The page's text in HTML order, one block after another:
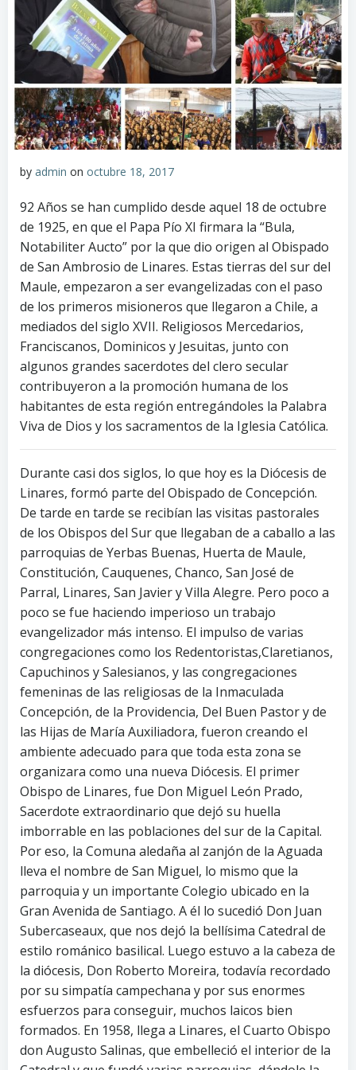
by admin on octubre 18, 2017
92 Años se han cumplido desde aquel 18 de octubre
de 1925, en que el Papa Pío XI firmara la “Bula,
Notabiliter Aucto” por la que dio origen al Obispado
de San Ambrosio de Linares. Estas tierras del sur del
Maule, empezaron a ser evangelizadas con el paso
de los primeros misioneros que llegaron a Chile, a
mediados del siglo XVII. Religiosos Mercedarios,
Franciscanos, Dominicos y Jesuitas, junto con
algunos grandes sacerdotes del clero secular
contribuyeron a la promoción humana de los
habitantes de esta región entregándoles la Palabra
Viva de Dios y los sacramentos de la Iglesia Católica.
Durante casi dos siglos, lo que hoy es la Diócesis de
Linares, formó parte del Obispado de Concepción.
De tarde en tarde se recibían las visitas pastorales
de los Obispos del Sur que llegaban de a caballo a las
parroquias de Yerbas Buenas, Huerta de Maule,
Constitución, Cauquenes, Chanco, San José de
Parral, Linares, San Javier y Villa Alegre. Pero poco a
poco se fue haciendo imperioso un trabajo
evangelizador más intenso. El impulso de varias
congregaciones como los Redentoristas,Claretianos,
Capuchinos y Salesianos, y las congregaciones
femeninas de las religiosas de la Inmaculada
Concepción, de la Providencia, Del Buen Pastor y de
las Hijas de María Auxiliadora, fueron creando el
ambiente adecuado para que toda esta zona se
organizara como una nueva Diócesis. El primer
Obispo de Linares, fue Don Miguel León Prado,
Sacerdote extraordinario que dejó su huella
imborrable en las poblaciones del sur de la Capital.
Por eso, la Comuna aledaña al zanjón de la Aguada
lleva el nombre de San Miguel, lo mismo que la
parroquia y un importante Colegio ubicado en la
Gran Avenida de Santiago. A él lo sucedió Don Juan
Subercaseaux, que nos dejó la bellísima Catedral de
estilo románico basilical. Luego estuvo a la cabeza de
la diócesis, Don Roberto Moreira, todavía recordado
por su simpatía campechana y por sus enormes
esfuerzos para conseguir, muchos laicos bien
formados. En 1958, llega a Linares, el Cuarto Obispo
don Augusto Salinas, que embelleció el interior de la